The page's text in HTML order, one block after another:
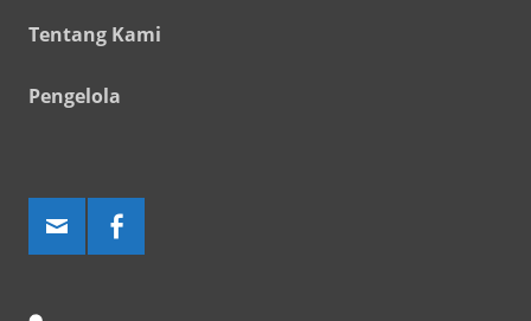
Tentang Kami
Pengelola